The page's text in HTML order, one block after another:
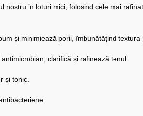
nostru în loturi mici, folosind cele mai
și minimiează porii, îmbunătățind textura
clarifică și rafinează tenul.
și tonic.